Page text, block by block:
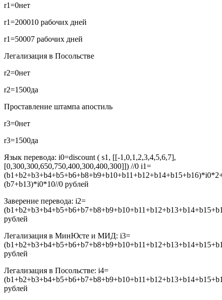
r1=0нет
r1=200010 рабочих дней
r1=50007 рабочих дней
Легализация в Посольстве
r2=0нет
r2=1500да
Проставление штампа апостиль
r3=0нет
r3=1500да
Язык перевода: i0=discount ( s1, [[-1,0,1,2,3,4,5,6,7],
[0,300,300,650,750,400,300,400,300]]) //0 i1=
(b7+b13)*i0*10//0 рублей
Заверение перевода: i2=
рублей
Легализация в МинЮсте и МИД: i3=
рублей
Легализация в Посольстве: i4=
рублей